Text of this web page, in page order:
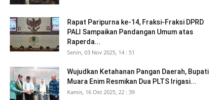
Rapat Paripurna ke-14, Fraksi-Fraksi DPRD
PALI Sampaikan Pandangan Umum atas
Raperda...
Senin, 03 Nov 2025, 14 : 51
Wujudkan Ketahanan Pangan Daerah, Bupati
Muara Enim Resmikan Dua PLTS Irigasi...
Kamis, 16 Okt 2025, 22 : 39